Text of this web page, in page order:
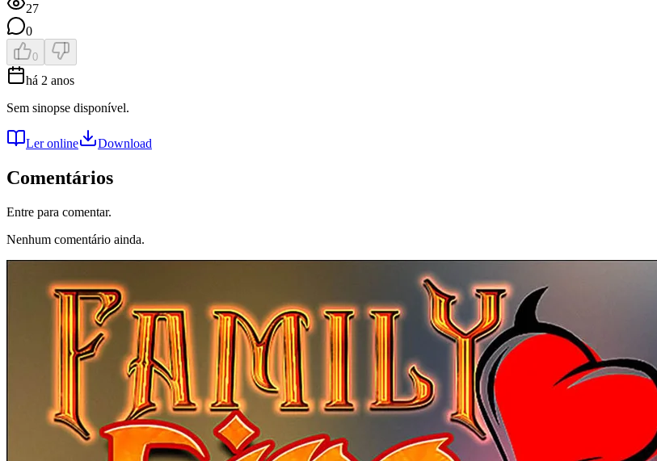
27
0
0
há 2 anos
Sem sinopse disponível.
Ler online Download
Comentários
Entre para comentar.
Nenhum comentário ainda.